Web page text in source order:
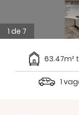
1 de 7
63.47m²
1